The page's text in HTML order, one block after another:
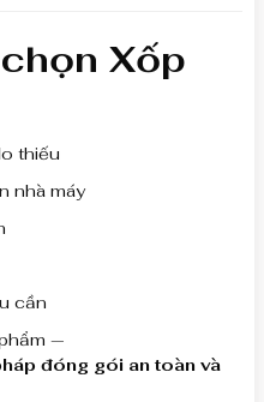
Xốp
thiếu
nhà máy
cần
—
đóng gói an toàn và